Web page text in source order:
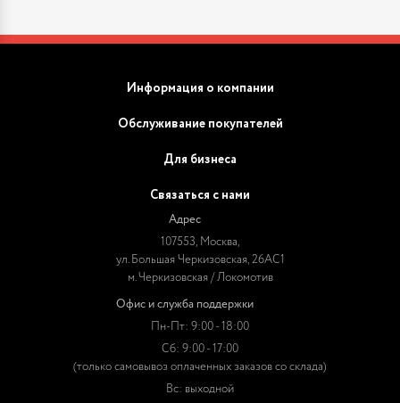
Информация о компании
Обслуживание покупателей
Для бизнеса
Связаться с нами
Адрес
107553, Москва,
ул. Большая Черкизовская, 26АС1
м. Черкизовская / Локомотив
Офис и служба поддержки
Пн-Пт: 9:00 - 18:00
Сб: 9:00 - 17:00
(только самовывоз оплаченных заказов со склада)
Вс: выходной